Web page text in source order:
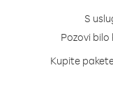
S
Pozovi bilo
Kupite